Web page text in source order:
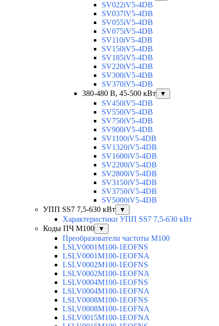
SV022iV5-4DB
SV037iV5-4DB
SV055iV5-4DB
SV075iV5-4DB
SV110iV5-4DB
SV150iV5-4DB
SV185iV5-4DB
SV220iV5-4DB
SV300iV5-4DB
SV370iV5-4DB
380-480 В, 45-500 кВт
▼
SV450iV5-4DB
SV550iV5-4DB
SV750iV5-4DB
SV900iV5-4DB
SV1100iV5-4DB
SV1320iV5-4DB
SV1600iV5-4DB
SV2200iV5-4DB
SV2800iV5-4DB
SV3150iV5-4DB
SV3750iV5-4DB
SV5000iV5-4DB
УПП SS7 7,5-630 кВт
▼
Характеристики УПП SS7 7,5-630 кВт
Коды ПЧ М100
▼
Преобразователи частоты M100
LSLV0001M100-1EOFNS
LSLV0001M100-1EOFNA
LSLV0002M100-1EOFNS
LSLV0002M100-1EOFNA
LSLV0004M100-1EOFNS
LSLV0004M100-1EOFNA
LSLV0008M100-1EOFNS
LSLV0008M100-1EOFNA
LSLV0015M100-1EOFNA